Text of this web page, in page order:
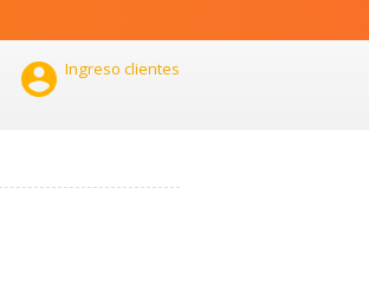
 Ingreso clientes